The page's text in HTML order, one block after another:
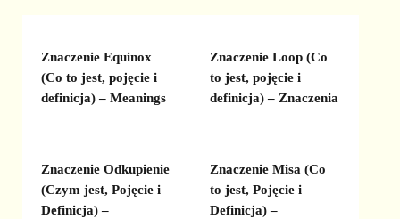
Znaczenie Equinox
(Co to jest, pojęcie i
definicja) – Meanings
Znaczenie Loop (Co
to jest, pojęcie i
definicja) – Znaczenia
Znaczenie Odkupienie
(Czym jest, Pojęcie i
Definicja) –
Znaczenie Misa (Co
to jest, Pojęcie i
Definicja) –